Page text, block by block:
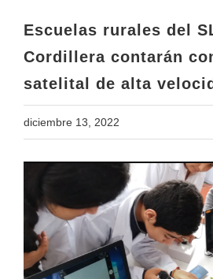
Escuelas rurales del
Cordillera contarán
satelital de alta
diciembre 13, 2022
Larger
Image